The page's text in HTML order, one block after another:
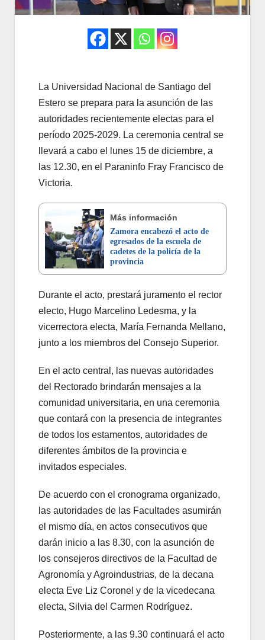
La Universidad Nacional de Santiago del
Estero se prepara para la asunción de las
autoridades recientemente electas para el
período 2025-2029. La ceremonia central se
llevará a cabo el lunes 15 de diciembre, a
las 12.30, en el Paraninfo Fray Francisco de
Victoria.
Más información
Zamora encabezó el acto de
egresados de la escuela de
cadetes de la policía de la
provincia
Durante el acto, prestará juramento el rector
electo, Hugo Marcelino Ledesma, y la
vicerrectora electa, María Fernanda Mellano,
junto a los miembros del Consejo Superior.
En el acto central, las nuevas autoridades
del Rectorado brindarán mensajes a la
comunidad universitaria, en una ceremonia
que contará con la presencia de integrantes
de todos los estamentos, autoridades de
diferentes ámbitos de la provincia e
invitados especiales.
De acuerdo con el cronograma organizado,
las autoridades de las Facultades asumirán
el mismo día, en actos consecutivos que
darán inicio a las 8.30, con la asunción de
los consejeros directivos de la Facultad de
Agronomía y Agroindustrias, de la decana
electa Eve Liz Coronel y de la vicedecana
electa, Silvia del Carmen Rodríguez.
Posteriormente, a las 9.30 continuará el acto